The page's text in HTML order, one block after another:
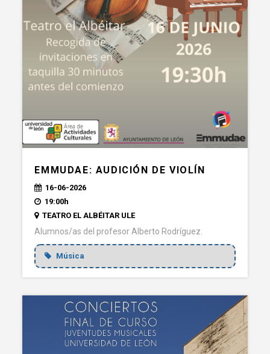
EMMUDAE: AUDICIÓN DE VIOLÍN
16-06-2026
19:00h
TEATRO EL ALBÉITAR ULE
Alumnos/as del profesor Alberto Rodríguez.
Música